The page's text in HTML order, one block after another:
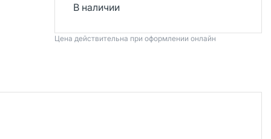
В наличии
Цена действительна при оформлении онлайн